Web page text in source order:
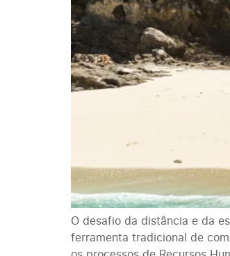
O desafio da distância e da
ferramenta tradicional de